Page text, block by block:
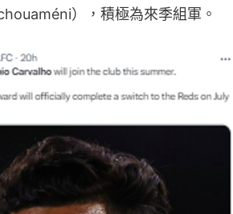
），積極為來季組軍。